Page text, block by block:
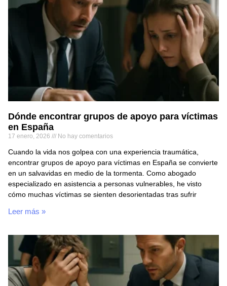
Dónde encontrar grupos de apoyo para víctimas
en España
17 enero, 2026 No hay comentarios
Cuando la vida nos golpea con una experiencia traumática,
encontrar grupos de apoyo para víctimas en España se convierte
en un salvavidas en medio de la tormenta. Como abogado
especializado en asistencia a personas vulnerables, he visto
cómo muchas víctimas se sienten desorientadas tras sufrir
Leer más »